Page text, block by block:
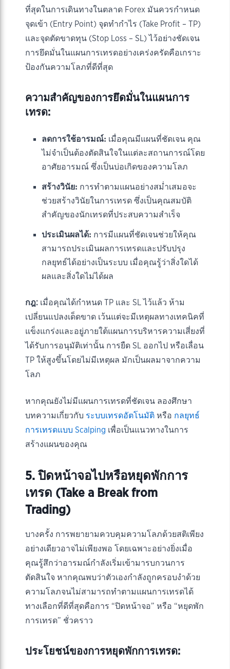
ที่สุดในการเดินทางในตลาด Forex มันควรกำหนด
จุดเข้า (Entry Point) จุดทำกำไร (Take Profit – TP)
และจุดตัดขาดทุน (Stop Loss – SL) ไว้อย่างชัดเจน
การยึดมั่นในแผนการเทรดอย่างเคร่งครัดคือเกราะ
ป้องกันความโลภที่ดีที่สุด
ความสำคัญของการยึดมั่นในแผนการ
เทรด:
ลดการใช้อารมณ์: เมื่อคุณมีแผนที่ชัดเจน คุณ
ไม่จำเป็นต้องตัดสินใจในแต่ละสถานการณ์โดย
อาศัยอารมณ์ ซึ่งเป็นบ่อเกิดของความโลภ
สร้างวินัย: การทำตามแผนอย่างสม่ำเสมอจะ
ช่วยสร้างวินัยในการเทรด ซึ่งเป็นคุณสมบัติ
สำคัญของนักเทรดที่ประสบความสำเร็จ
ประเมินผลได้: การมีแผนที่ชัดเจนช่วยให้คุณ
สามารถประเมินผลการเทรดและปรับปรุง
กลยุทธ์ได้อย่างเป็นระบบ เมื่อคุณรู้ว่าสิ่งใดได้
ผลและสิ่งใดไม่ได้ผล
กฎ: เมื่อคุณได้กำหนด TP และ SL ไว้แล้ว ห้าม
เปลี่ยนแปลงเด็ดขาด เว้นแต่จะมีเหตุผลทางเทคนิคที่
แข็งแกร่งและอยู่ภายใต้แผนการบริหารความเสี่ยงที่
ได้รับการอนุมัติเท่านั้น การยืด SL ออกไป หรือเลื่อน
TP ให้สูงขึ้นโดยไม่มีเหตุผล มักเป็นผลมาจากความ
โลภ
หากคุณยังไม่มีแผนการเทรดที่ชัดเจน ลองศึกษา
บทความเกี่ยวกับ ระบบเทรดอัตโนมัติ หรือ กลยุทธ์
การเทรดแบบ Scalping เพื่อเป็นแนวทางในการ
สร้างแผนของคุณ
5. ปิดหน้าจอไปหรือหยุดพักการ
เทรด (Take a Break from
Trading)
บางครั้ง การพยายามควบคุมความโลภด้วยสติเพียง
อย่างเดียวอาจไม่เพียงพอ โดยเฉพาะอย่างยิ่งเมื่อ
คุณรู้สึกว่าอารมณ์กำลังเริ่มเข้ามารบกวนการ
ตัดสินใจ หากคุณพบว่าตัวเองกำลังถูกครอบงำด้วย
ความโลภจนไม่สามารถทำตามแผนการเทรดได้
ทางเลือกที่ดีที่สุดคือการ “ปิดหน้าจอ” หรือ “หยุดพัก
การเทรด” ชั่วคราว
ประโยชน์ของการหยุดพักการเทรด: